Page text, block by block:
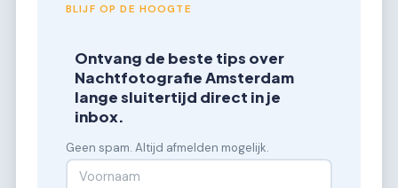
BLIJF OP DE HOOGTE
Ontvang de beste tips over
Nachtfotografie Amsterdam
lange sluitertijd direct in je
inbox.
Geen spam. Altijd afmelden mogelijk.